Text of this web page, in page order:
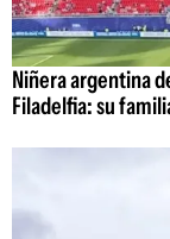
Niñera argentina
Filadelfia: su